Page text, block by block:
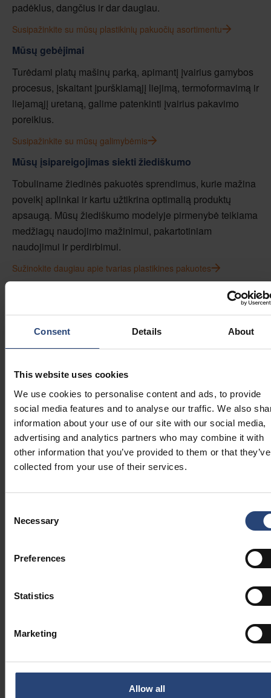
Consent Details About
This website uses cookies
We use cookies to personalise content and ads, to provide
social media features and to analyse our traffic. We also
information about your use of our site with our social media,
advertising and analytics partners who may combine it with
other information that you’ve provided to them or that they’ve
collected from your use of their services.
Selection
Necessary
Preferences
Statistics
Marketing
Allow all
padėklus, dangčius ir dar daugiau.
Susipažinkite su mūsų plastikinių pakuočių asortimentu
Mūsų gebėjimai
Turėdami platų mašinų parką, apimantį įvairius gamybos
procesus, įskaitant įpurškiamąjį liejimą, termoformavimą ir
liejamąjį uretaną, galime patenkinti įvairius pakavimo
poreikius.
Susipažinkite su mūsų galimybėmis
Mūsų įsipareigojimas siekti žiediškumo
Tobuliname žiedinės pakuotės sprendimus, kurie mažina
poveikį aplinkai ir kartu užtikrina optimalią produktų
apsaugą. Mūsų žiediškumo modelyje pirmenybė teikiama
medžiagų naudojimo mažinimui, pakartotiniam
naudojimui ir perdirbimui.
Sužinokite daugiau apie tvarias plastikines pakuotes
"Nefab" plastikinių
pakuočių portfelis
1 - dangtis; 2 - padėklai; 3 - įdėklai; 4 - padėklas
Visapusiški pakavimo sprendimai ir
jų sudedamosios dalys
pakavimo sprendimus ir paslaugas, kad optimizuotume
išlaidas bei poveikį aplinkai.
Mūsų inžineriniai, itin apsauginiai plastikinės pakuotės